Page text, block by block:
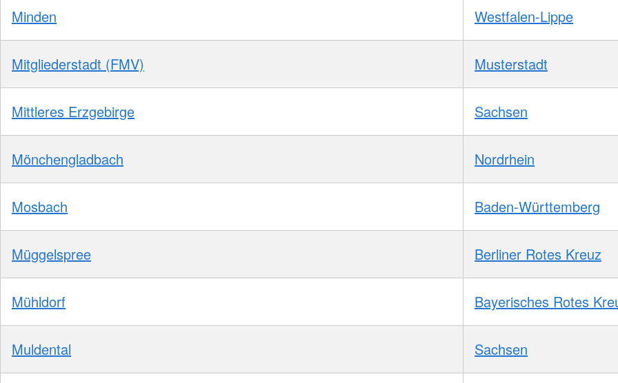
Minden Westfalen-Lippe
Mitgliederstadt (FMV) Musterstadt
Mittleres Erzgebirge Sachsen
Mönchengladbach Nordrhein
Mosbach Baden-Württemberg
Müggelspree Berliner Rotes Kreuz
Mühldorf Bayerisches Rotes
Muldental Sachsen